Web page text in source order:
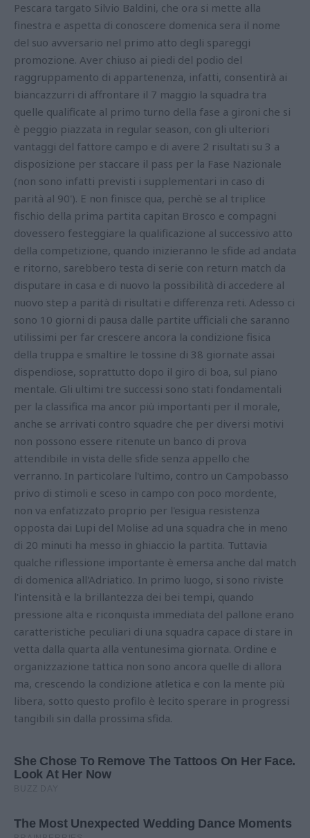
Pescara targato Silvio Baldini, che ora si mette alla
finestra e aspetta di conoscere domenica sera il nome
del suo avversario nel primo atto degli spareggi
promozione. Aver chiuso ai piedi del podio del
raggruppamento di appartenenza, infatti, consentirà ai
biancazzurri di affrontare il 7 maggio la squadra tra
quelle qualificate al primo turno della fase a gironi che si
è peggio piazzata in regular season, con gli ulteriori
vantaggi del fattore campo e di avere 2 risultati su 3 a
disposizione per staccare il pass per la Fase Nazionale
(non sono infatti previsti i supplementari in caso di
parità al 90'). E non finisce qua, perchè se al triplice
fischio della prima partita capitan Brosco e compagni
dovessero festeggiare la qualificazione al successivo atto
della competizione, quando inizieranno le sfide ad andata
e ritorno, sarebbero testa di serie con return match da
disputare in casa e di nuovo la possibilità di accedere al
nuovo step a parità di risultati e differenza reti. Adesso ci
sono 10 giorni di pausa dalle partite ufficiali che saranno
utilissimi per far crescere ancora la condizione fisica
della truppa e smaltire le tossine di 38 giornate assai
dispendiose, soprattutto dopo il giro di boa, sul piano
mentale. Gli ultimi tre successi sono stati fondamentali
per la classifica ma ancor più importanti per il morale,
anche se arrivati contro squadre che per diversi motivi
non possono essere ritenute un banco di prova
attendibile in vista delle sfide senza appello che
verranno. In particolare l'ultimo, contro un Campobasso
privo di stimoli e sceso in campo con poco mordente,
non va enfatizzato proprio per l'esigua resistenza
opposta dai Lupi del Molise ad una squadra che in meno
di 20 minuti ha messo in ghiaccio la partita. Tuttavia
qualche riflessione importante è emersa anche dal match
di domenica all'Adriatico. In primo luogo, si sono riviste
l'intensità e la brillantezza dei bei tempi, quando
pressione alta e riconquista immediata del pallone erano
caratteristiche peculiari di una squadra capace di stare in
vetta dalla quarta alla ventunesima giornata. Ordine e
organizzazione tattica non sono ancora quelle di allora
ma, crescendo la condizione atletica e con la mente più
libera, sotto questo profilo è lecito sperare in progressi
tangibili sin dalla prossima sfida.